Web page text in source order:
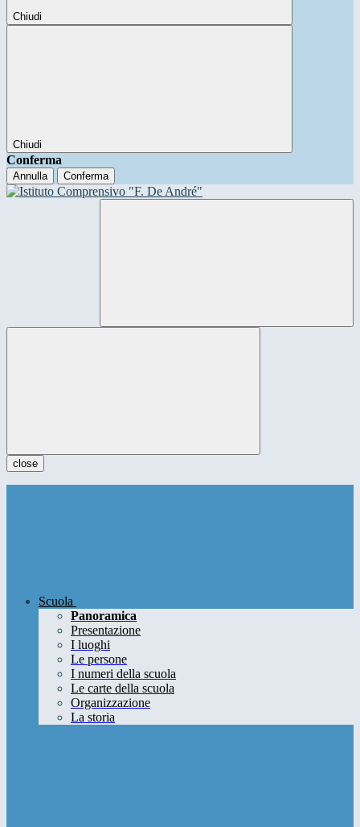
Chiudi
Chiudi
Conferma
Annulla Conferma
close
Scuola
Panoramica
Presentazione
I luoghi
Le persone
I numeri della scuola
Le carte della scuola
Organizzazione
La storia